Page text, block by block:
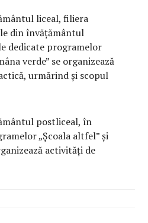
liceal, filiera
din învățământul
dedicate programelor
verde” se organizează
urmărind și scopul
postliceal, în
„Școala altfel” și
activități de